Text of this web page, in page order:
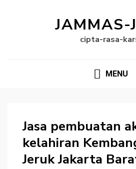
JAMMAS-
cipta-rasa-
MENU
Jasa pembuatan
kelahiran
Jeruk Jakarta